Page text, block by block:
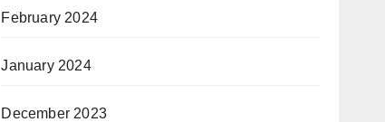
February 2024
January 2024
December 2023